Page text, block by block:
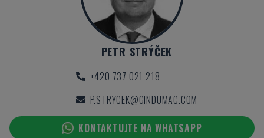
PETR STRÝČEK
+420 737 021 218
P.STRYCEK@GINDUMAC.COM
KONTAKTUJTE NA WHATSAPP